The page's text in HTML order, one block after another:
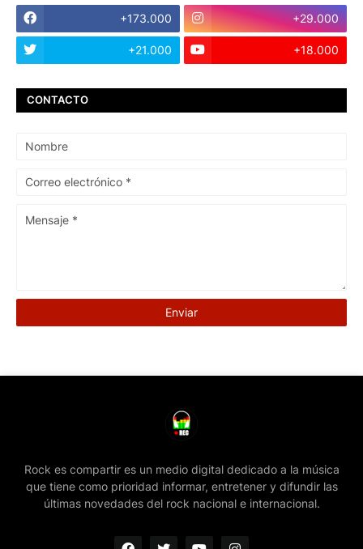
+173.000 +29.000
+21.000 +18.000
CONTACTO
Rock es compartir es un medio digital dedicado a la música
que tiene como prioridad informar, entretener y difundir las
últimas novedades del rock nacional e internacional.